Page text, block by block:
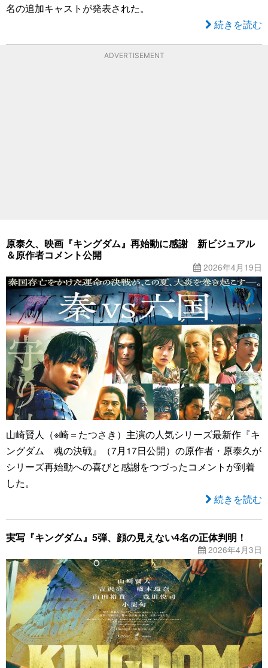
名の追加キャストが発表された。
続きを読む
ADVERTISEMENT
原泰久、映画『キングダム』再始動に感謝 新ビジュアル
＆原作者コメント公開
2026年4月19日
山崎賢人（※崎＝たつさき）主演の人気シリーズ最新作『キ
ングダム 魂の決戦』（7月17日公開）の原作者・原泰久が
シリーズ再始動への喜びと感謝をつづったコメントが到着
した。
続きを読む
実写『キングダム』5弾、顔の見えない4名の正体判明！
2026年4月3日